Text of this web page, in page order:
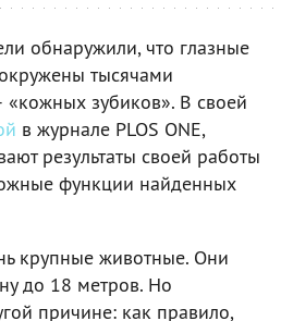
обнаружили, что глазные
тысячами
зубиков». В своей
в журнале PLOS ONE,
результаты своей работы
функции найденных
крупные животные. Они
до 18 метров. Но
причине: как правило,